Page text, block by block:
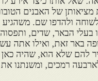
של האבנים
ולהדפו שם.
בעלי הבאר, שדים,
באר זאת, ואילו אתה
להם שלא הוא, שהיה
לארבעה רמכים, ומשנתנו